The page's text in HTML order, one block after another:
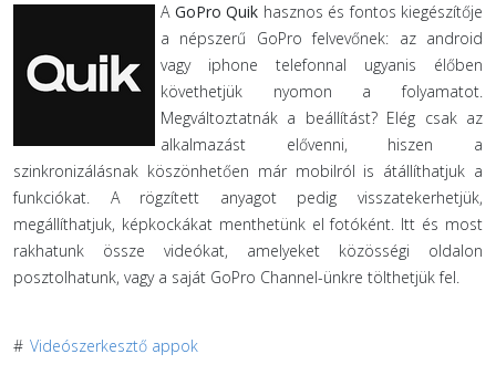
A GoPro Quik hasznos és fontos kiegészítője
a népszerű GoPro felvevőnek: az android
vagy iphone telefonnal ugyanis élőben
követhetjük nyomon a folyamatot.
Megváltoztatnák a beállítást? Elég csak az
alkalmazást elővenni, hiszen a
szinkronizálásnak köszönhetően már mobilról is átállíthatjuk a
funkciókat. A rögzített anyagot pedig visszatekerhetjük,
megállíthatjuk, képkockákat menthetünk el fotóként. Itt és most
rakhatunk össze videókat, amelyeket közösségi oldalon
posztolhatunk, vagy a saját GoPro Channel-ünkre tölthetjük fel.
# Videószerkesztő appok